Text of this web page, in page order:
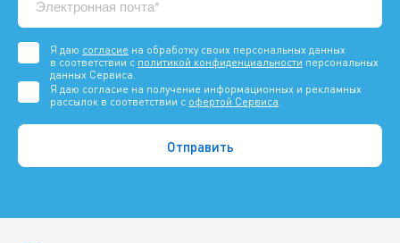
Я даю согласие на обработку своих персональных данных
в соответствии с политикой конфиденциальности персональных
данных Сервиса.
Я даю согласие на получение информационных и рекламных
рассылок в соответствии с офертой Сервиса.